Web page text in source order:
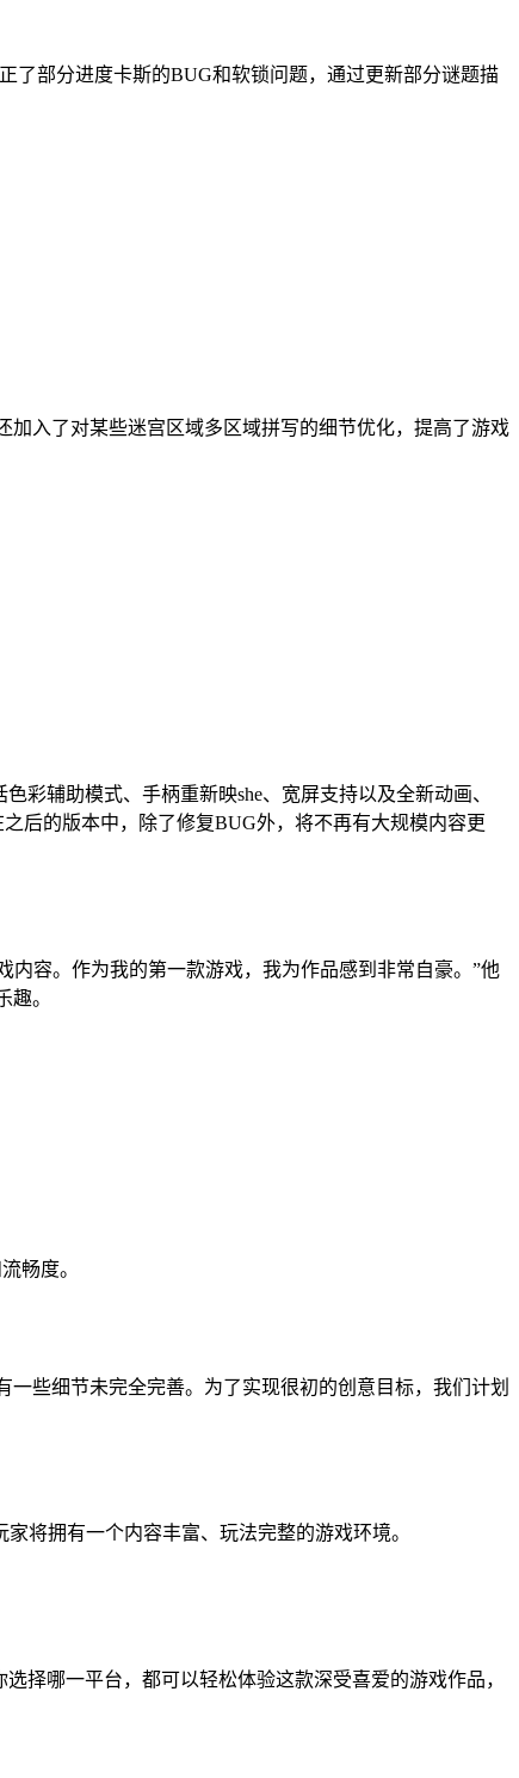
了部分进度卡斯的BUG和软锁问题，通过更新部分谜题描
入了对某些迷宫区域多区域拼写的细节优化，提高了游戏
彩辅助模式、手柄重新映she、宽屏支持以及全新动画、
后的版本中，除了修复BUG外，将不再有大规模内容更
内容。作为我的第一款游戏，我为作品感到非常自豪。”他
。
畅度。
些细节未完全完善。为了实现很初的创意目标，我们计划
将拥有一个内容丰富、玩法完整的游戏环境。
选择哪一平台，都可以轻松体验这款深受喜爱的游戏作品，